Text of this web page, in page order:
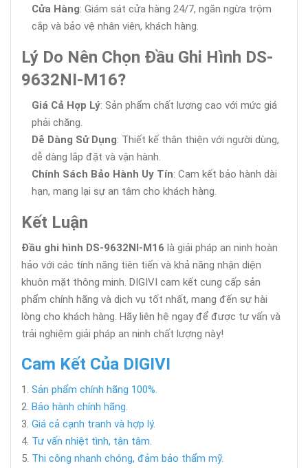
Cửa Hàng: Giám sát cửa hàng 24/7, ngăn ngừa trộm
cắp và bảo vệ nhân viên, khách hàng.
Lý Do Nên Chọn Đầu Ghi Hình DS-
9632NI-M16?
Giá Cả Hợp Lý: Sản phẩm chất lượng cao với mức giá
phải chăng.
Dễ Dàng Sử Dụng: Thiết kế thân thiện với người dùng,
dễ dàng lắp đặt và vận hành.
Chính Sách Bảo Hành Uy Tín: Cam kết bảo hành dài
hạn, mang lại sự an tâm cho khách hàng.
Kết Luận
Đầu ghi hình DS-9632NI-M16 là giải pháp an ninh hoàn
hảo với các tính năng tiên tiến và khả năng nhận diện
khuôn mặt thông minh. DIGIVI cam kết cung cấp sản
phẩm chính hãng và dịch vụ tốt nhất, mang đến sự hài
lòng cho khách hàng. Hãy liên hệ ngay để được tư vấn và
trải nghiệm giải pháp an ninh chất lượng này!
Cam Kết Của DIGIVI
Sản phẩm chính hãng 100%.
Bảo hành chính hãng.
Giá cả cạnh tranh và hợp lý.
Tư vấn nhiệt tình, tận tâm.
Thi công nhanh chóng, đảm bảo thẩm mỹ.